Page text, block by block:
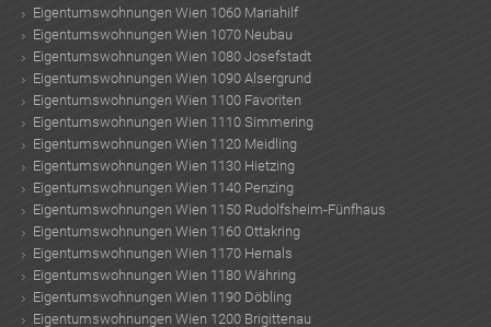
Eigentumswohnungen Wien 1060 Mariahilf
Eigentumswohnungen Wien 1070 Neubau
Eigentumswohnungen Wien 1080 Josefstadt
Eigentumswohnungen Wien 1090 Alsergrund
Eigentumswohnungen Wien 1100 Favoriten
Eigentumswohnungen Wien 1110 Simmering
Eigentumswohnungen Wien 1120 Meidling
Eigentumswohnungen Wien 1130 Hietzing
Eigentumswohnungen Wien 1140 Penzing
Eigentumswohnungen Wien 1150 Rudolfsheim-Fünfhaus
Eigentumswohnungen Wien 1160 Ottakring
Eigentumswohnungen Wien 1170 Hernals
Eigentumswohnungen Wien 1180 Währing
Eigentumswohnungen Wien 1190 Döbling
Eigentumswohnungen Wien 1200 Brigittenau